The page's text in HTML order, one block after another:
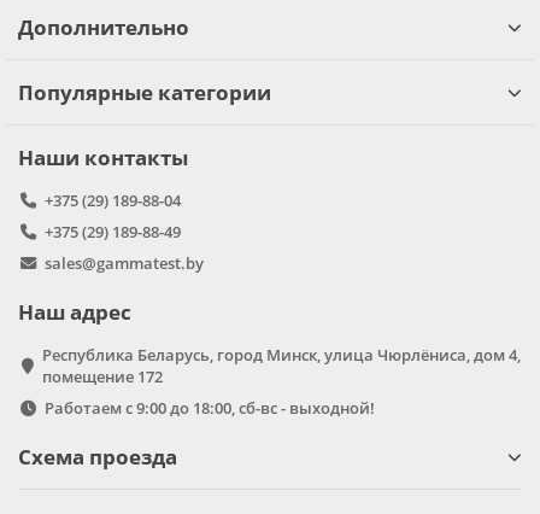
Дополнительно
Популярные категории
Наши контакты
+375 (29) 189-88-04
+375 (29) 189-88-49
sales@gammatest.by
Наш адрес
Республика Беларусь, город Минск, улица Чюрлёниса, дом 4,
помещение 172
Работаем с 9:00 до 18:00, сб-вс - выходной!
Схема проезда